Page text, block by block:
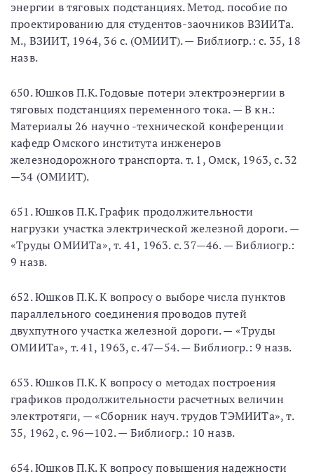
энергии в тяговых подстанциях. Метод. пособие по
проектированию для студентов-заочников ВЗИИТа.
М., ВЗИИТ, 1964, 36 с. (ОМИИТ). — Библиогр.: с. 35, 18
назв.
650. Юшков П.К. Годовые потери электроэнергии в
тяговых подстанциях переменного тока. — В кн.:
Материалы 26 научно -технической конференции
кафедр Омского института инженеров
железнодорожного транспорта. т. 1, Омск, 1963, с. 32
—34 (ОМИИТ).
651. Юшков П.К. График продолжительности
нагрузки участка электрической железной дороги. —
«Труды ОМИИТа», т. 41, 1963. с. 37—46. — Библиогр.:
9 назв.
652. Юшков П.К. К вопросу о выборе числа пунктов
параллельного соединения проводов путей
двухпутного участка железной дороги. — «Труды
ОМИИТа», т. 41, 1963, с. 47—54. — Библиогр.: 9 назв.
653. Юшков П.К. К вопросу о методах построения
графиков продолжительности расчетных величин
электротяги, — «Сборник науч. трудов ТЭМИИТа», т.
35, 1962, с. 96—102. — Библиогр.: 10 назв.
654. Юшков П.К. К вопросу повышения надежности